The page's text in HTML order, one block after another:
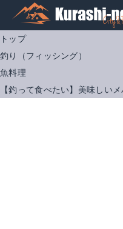
トップ
釣り（フィッシング）
魚料理
【釣って食べたい】美味しい